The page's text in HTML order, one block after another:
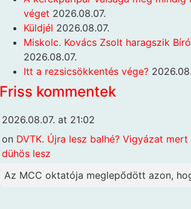
véget 2026.08.07.
Küldjél 2026.08.07.
Miskolc. Kovács Zsolt haragszik
2026.08.07.
Itt a rezsicsökkentés vége?
Friss kommentek
2026.08.07. at 21:02
on DVTK. Újra lesz balhé? Vigyázat mert
dühös lesz
Az MCC oktatója meglepődött azon,